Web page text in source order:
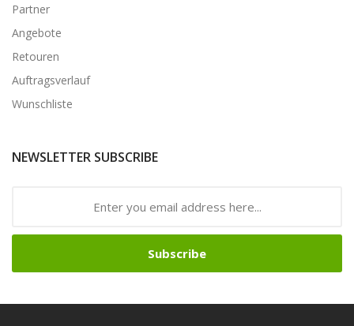
Partner
Angebote
Retouren
Auftragsverlauf
Wunschliste
NEWSLETTER SUBSCRIBE
Subscribe